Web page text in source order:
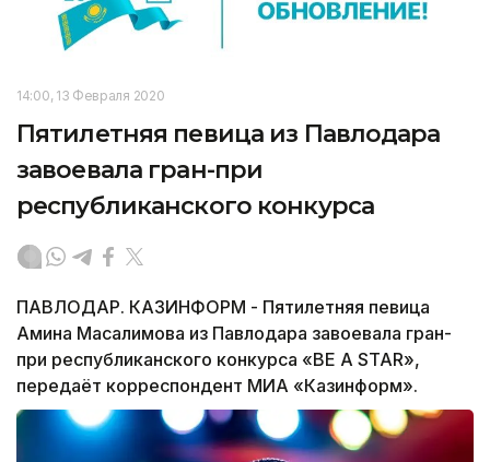
14:00, 13 Февраля 2020
Пятилетняя певица из Павлодара
завоевала гран-при
республиканского конкурса
ПАВЛОДАР. КАЗИНФОРМ - Пятилетняя певица
Амина Масалимова из Павлодара завоевала гран-
при республиканского конкурса «BE A STAR»,
передаёт корреспондент МИА «Казинформ».